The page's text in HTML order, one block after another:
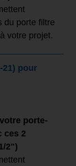
du porte filtre
votre projet.
21) pour
porte-
ces 2
2")